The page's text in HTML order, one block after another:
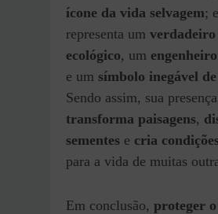
ícone da vida selvagem;
representa um
ecológico, um
e um símbolo inegável
Sendo assim, sua presença
transforma paisagens,
sementes e cria
para a vida de muitas
Em conclusão, proteger